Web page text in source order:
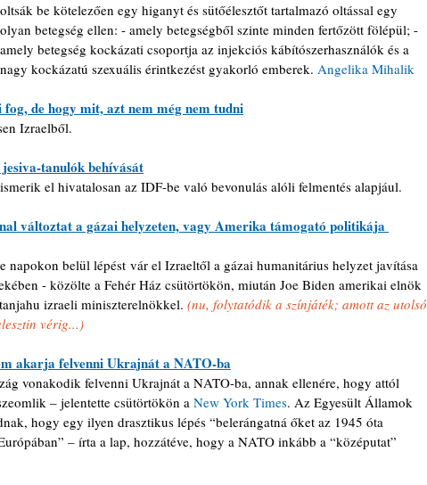
oltsák be kötelezően egy higanyt és sütőélesztőt tartalmazó oltással egy
olyan betegség ellen: - amely betegségből szinte minden fertőzött fölépül; -
amely betegség kockázati csoportja az injekciós kábítószerhasználók és a
nagy kockázatú szexuális érintkezést gyakorló emberek. Angelika Mihalik
de hogy mit, azt nem még nem tudni
Izraelből.
tanulók behívását
el hivatalosan az IDF-be való bevonulás alóli felmentés alapjául.
változtat a gázai helyzeten, vagy Amerika támogató politikája
belül lépést vár el Izraeltől a gázai humanitárius helyzet javítása
- közölte a Fehér Ház csütörtökön, miután Joe Biden amerikai elnök
izraeli miniszterelnökkel. (nu, folytatódik a színjáték; amott az utolsó
vérig...)
akarja felvenni Ukrajnát a NATO-ba
vonakodik felvenni Ukrajnát a NATO-ba, annak ellenére, hogy attól
– jelentette csütörtökön a New York Times. Az Egyesült Államok
hogy egy ilyen drasztikus lépés “belerángatná őket az 1945 óta
– írta a lap, hozzátéve, hogy a NATO inkább a “középutat”